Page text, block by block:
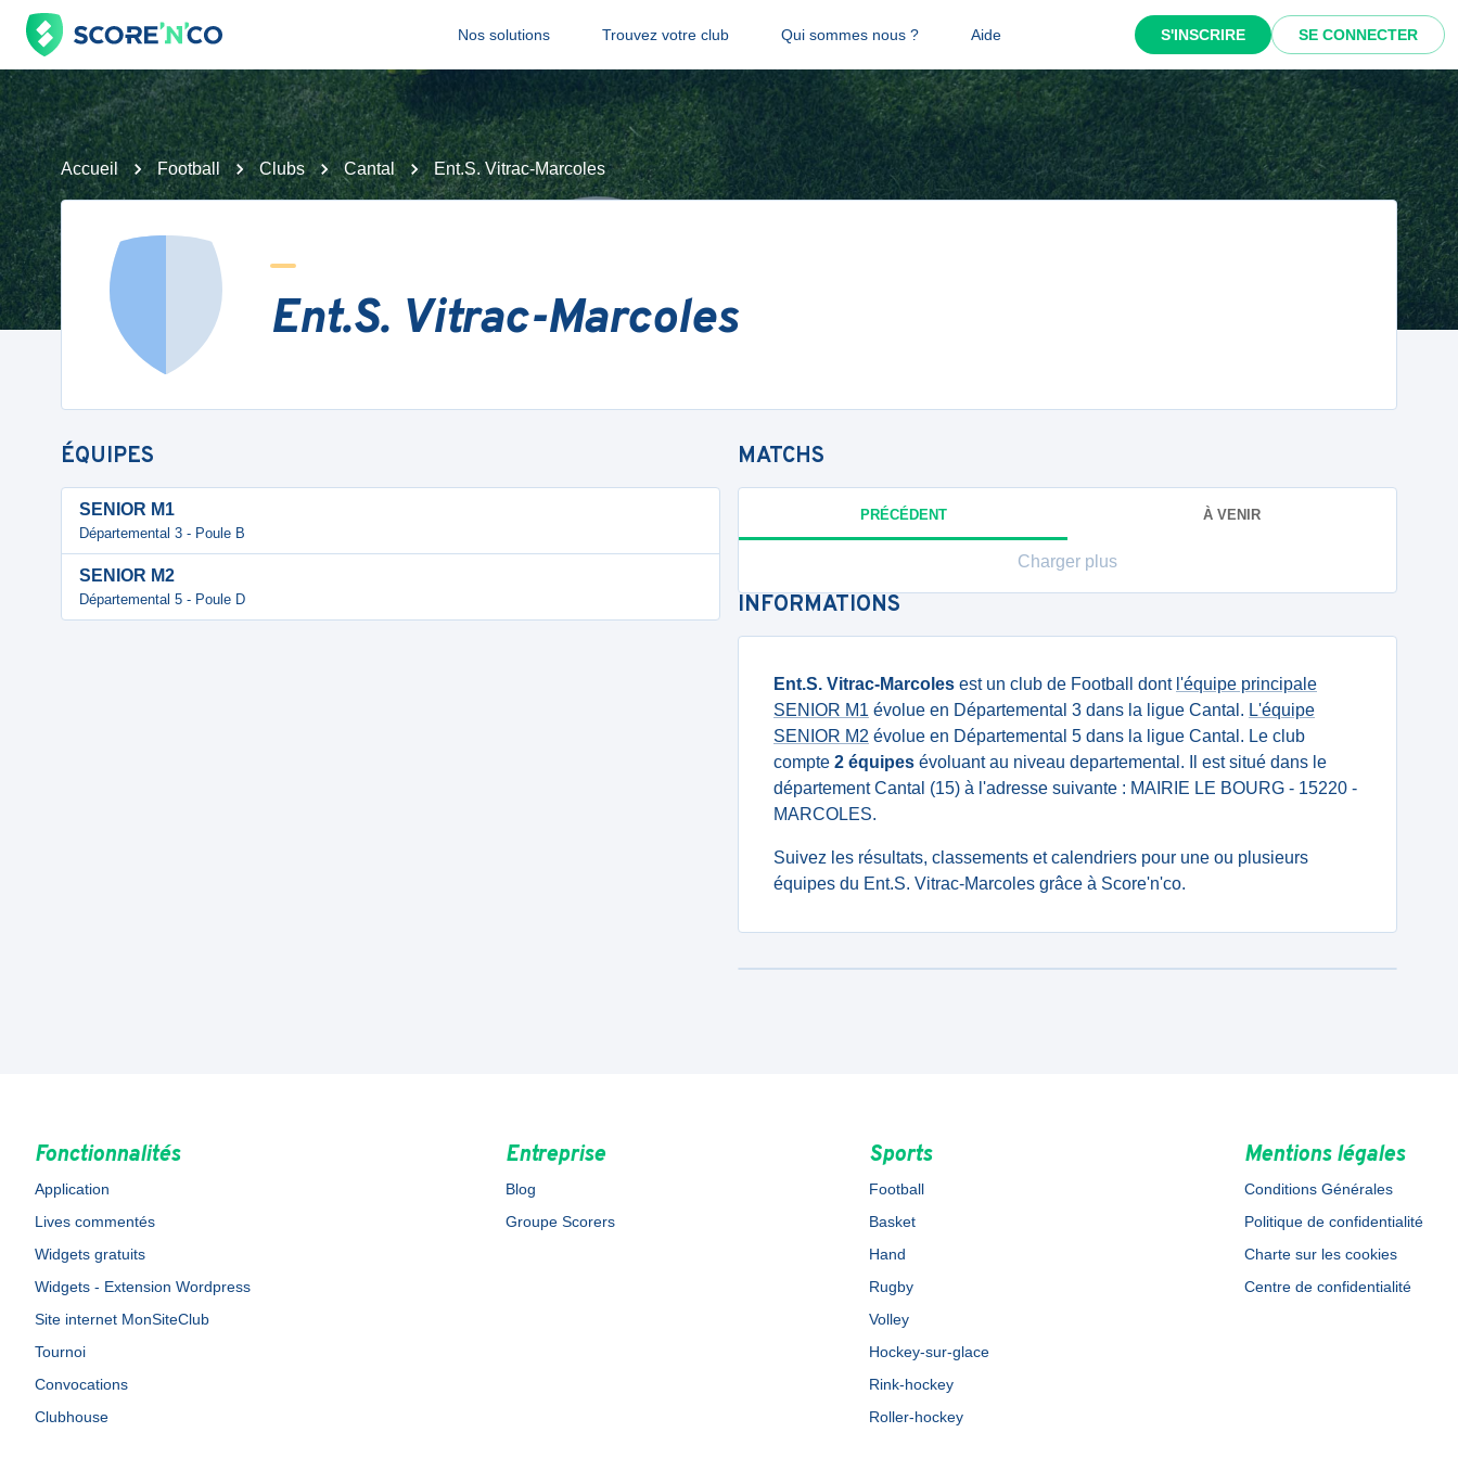
Nos solutions Trouvez votre club Qui sommes nous ? Aide S'INSCRIRE SE CONNECTER
Accueil Football Clubs Cantal Ent.S. Vitrac-Marcoles
Ent.S. Vitrac-Marcoles
ÉQUIPES
SENIOR M1
Départemental 3 - Poule B
SENIOR M2
Départemental 5 - Poule D
MATCHS
PRÉCÉDENT À VENIR
Charger plus
INFORMATIONS
Ent.S. Vitrac-Marcoles est un club de Football dont l'équipe principale
SENIOR M1 évolue en Départemental 3 dans la ligue Cantal. L'équipe
SENIOR M2 évolue en Départemental 5 dans la ligue Cantal. Le club
compte 2 équipes évoluant au niveau departemental. Il est situé dans le
département Cantal (15) à l'adresse suivante : MAIRIE LE BOURG - 15220 -
MARCOLES.
Suivez les résultats, classements et calendriers pour une ou plusieurs
équipes du Ent.S. Vitrac-Marcoles grâce à Score'n'co.
Fonctionnalités
Application
Lives commentés
Widgets gratuits
Widgets - Extension Wordpress
Site internet MonSiteClub
Tournoi
Convocations
Clubhouse
Entreprise
Blog
Groupe Scorers
Sports
Football
Basket
Hand
Rugby
Volley
Hockey-sur-glace
Rink-hockey
Roller-hockey
Mentions légales
Conditions Générales
Politique de confidentialité
Charte sur les cookies
Centre de confidentialité